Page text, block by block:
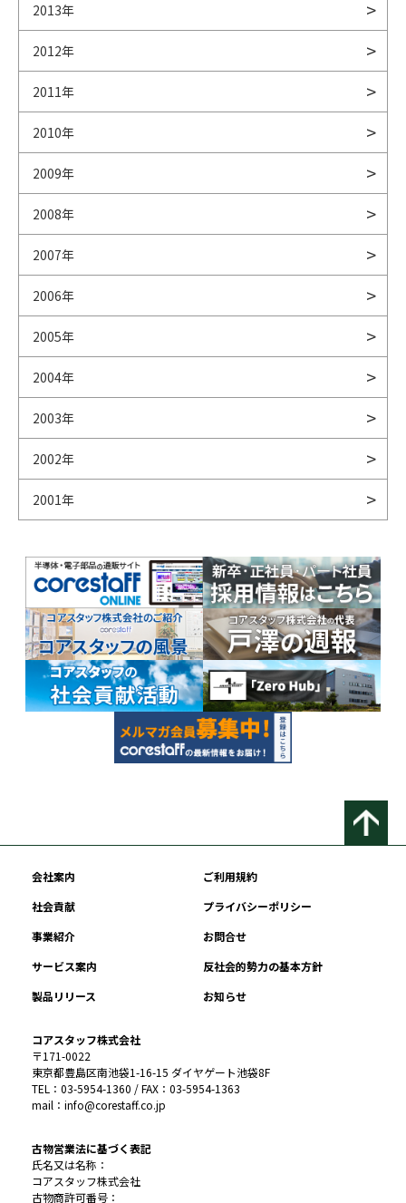
2013年
2012年
2011年
2010年
2009年
2008年
2007年
2006年
2005年
2004年
2003年
2002年
2001年
会社案内
ご利用規約
社会貢献
プライバシーポリシー
事業紹介
お問合せ
サービス案内
反社会的勢力の基本方針
製品リリース
お知らせ
コアスタッフ株式会社
〒171-0022
東京都豊島区南池袋1-16-15 ダイヤゲート池袋8F
TEL：03-5954-1360 / FAX：03-5954-1363
mail：info@corestaff.co.jp
古物営業法に基づく表記
氏名又は名称：
コアスタッフ株式会社
古物商許可番号：